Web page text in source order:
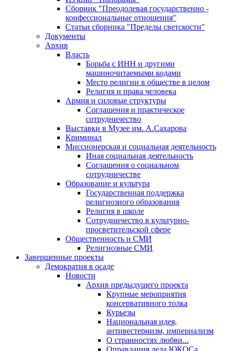
Сборник "Преодолевая государственно -
конфессиональные отношения"
Статьи сборника "Пределы светскости"
Документы
Архив
Власть
Борьба с ИНН и другими
машиночитаемыми кодами
Место религии в обществе в целом
Религия и права человека
Армия и силовые структуры
Соглашения и практическое
сотрудничество
Выставки в Музее им. А.Сахарова
Криминал
Миссионерская и социальная деятельность
Иная социальная деятельность
Соглашения о социальном
сотрудничестве
Образование и культура
Государственная поддержка
религиозного образования
Религия в школе
Сотрудничество в культурно-
просветительской сфере
Общественность и СМИ
Религиозные СМИ
Завершенные проекты
Демократия в осаде
Новости
Архив предыдущего проекта
Крупные мероприятия
консервативного толка
Курьезы
Национальная идея,
антивестернизм, империализм
О странностях любви...